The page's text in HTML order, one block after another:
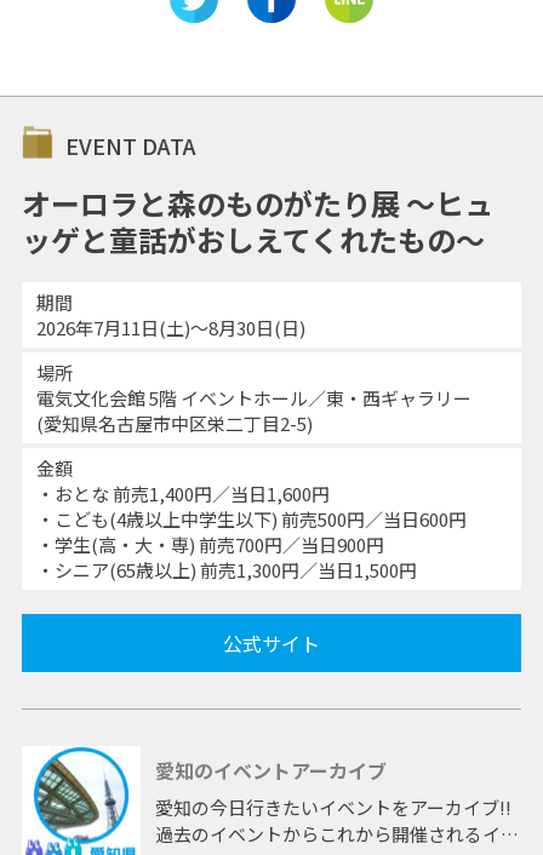
EVENT DATA
オーロラと森のものがたり展 ～ヒュ
ッゲと童話がおしえてくれたもの～
期間
2026年7月11日(土)～8月30日(日)
場所
電気文化会館 5階 イベントホール／東・西ギャラリー
(愛知県名古屋市中区栄二丁目2-5)
金額
・おとな 前売1,400円／当日1,600円
・こども(4歳以上中学生以下) 前売500円／当日600円
・学生(高・大・専) 前売700円／当日900円
・シニア(65歳以上) 前売1,300円／当日1,500円
公式サイト
愛知のイベントアーカイブ
愛知の今日行きたいイベントをアーカイブ!!
過去のイベントからこれから開催されるイベ